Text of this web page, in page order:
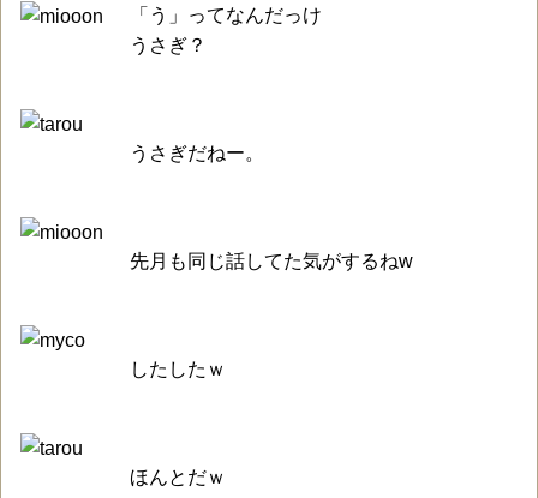
「う」ってなんだっけ
うさぎ？
うさぎだねー。
先月も同じ話してた気がするねw
したしたｗ
ほんとだｗ